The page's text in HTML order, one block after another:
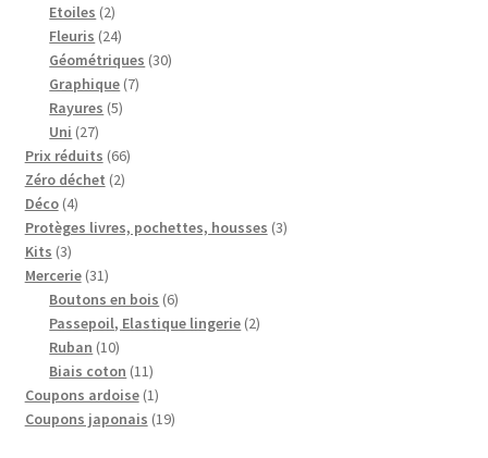
Etoiles 22
produits
Fleuris 2424
produits
Géométriques 3030
Graphique 77
Rayures 55
Uni 2727
produits
Prix réduits 6666
Zéro déchet 22
Déco 44
produits
Protèges livres, pochettes, housses 33
Kits 33
produits
Mercerie 3131
produits
Boutons en bois 66
produits
Passepoil, Elastique lingerie 22
Ruban 1010
produits
Biais coton 1111
produits
Coupons ardoise 11
produit
Coupons japonais 1919